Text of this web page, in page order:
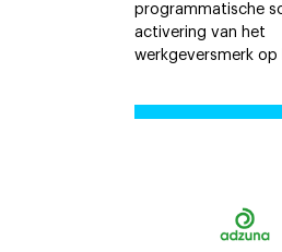
programmatische
activering van het
werkgeversmerk op